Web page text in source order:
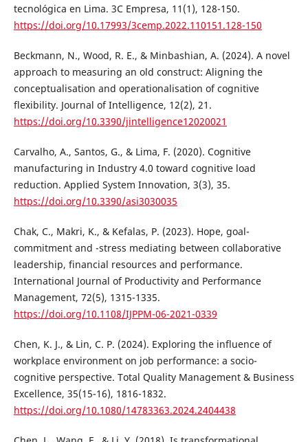
tecnológica en Lima. 3C Empresa, 11(1), 128-150.
https://doi.org/10.17993/3cemp.2022.110151.128-150
Beckmann, N., Wood, R. E., & Minbashian, A. (2024). A novel
approach to measuring an old construct: Aligning the
conceptualisation and operationalisation of cognitive
flexibility. Journal of Intelligence, 12(2), 21.
https://doi.org/10.3390/jintelligence12020021
Carvalho, A., Santos, G., & Lima, F. (2020). Cognitive
manufacturing in Industry 4.0 toward cognitive load
reduction. Applied System Innovation, 3(3), 35.
https://doi.org/10.3390/asi3030035
Chak, C., Makri, K., & Kefalas, P. (2023). Hope, goal-
commitment and -stress mediating between collaborative
leadership, financial resources and performance.
International Journal of Productivity and Performance
Management, 72(5), 1315-1335.
https://doi.org/10.1108/IJPPM-06-2021-0339
Chen, K. J., & Lin, C. P. (2024). Exploring the influence of
workplace environment on job performance: a socio-
cognitive perspective. Total Quality Management & Business
Excellence, 35(15-16), 1816-1832.
https://doi.org/10.1080/14783363.2024.2404438